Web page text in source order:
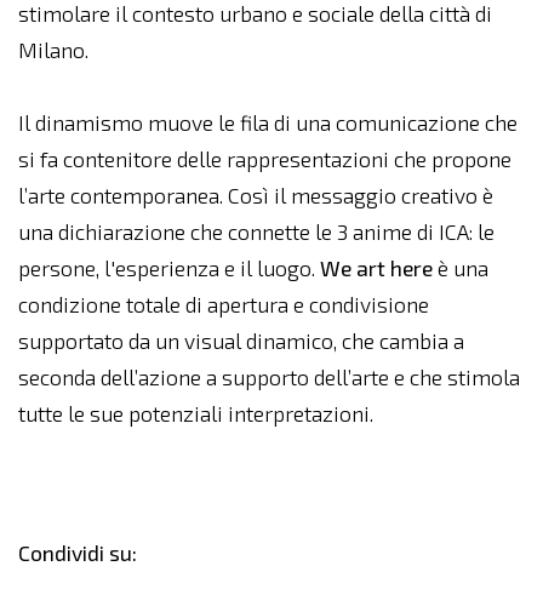
stimolare il contesto urbano e sociale della città di
Milano.
Il dinamismo muove le fila di una comunicazione che
si fa contenitore delle rappresentazioni che propone
l’arte contemporanea. Così il messaggio creativo è
una dichiarazione che connette le 3 anime di ICA: le
persone, l'esperienza e il luogo. We art hereè una
condizione totale di apertura e condivisione
supportato da un visual dinamico, che cambia a
seconda dell’azione a supporto dell’arte e che stimola
tutte le sue potenziali interpretazioni.
Condividi su: